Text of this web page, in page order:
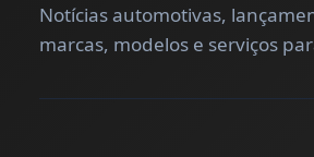
Notícias automotivas,
marcas, modelos e serviços